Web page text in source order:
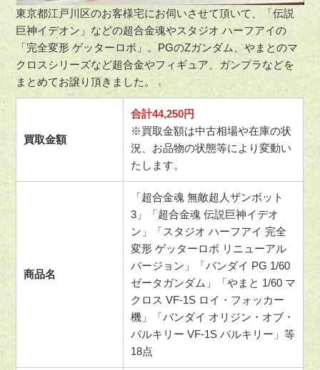
東京都江戸川区のお客様宅にお伺いさせて頂いて、「伝説
巨神イデオン」などの超合金魂やスタジオ ハーフアイの
「完全変形 ゲッターロボ」。PGのZガンダム、やまとのマ
クロスシリーズなど超合金やフィギュア、ガンプラなどを
まとめてお譲り頂きました。
買取金額
合計44,250円
※買取金額は中古相場や在庫の状
況、お品物の状態等により変動い
たします。
商品名
「超合金魂 無敵超人ザンボット
3」「超合金魂 伝説巨神イデオ
ン」「スタジオ ハーフアイ 完全
変形 ゲッターロボ リニューアル
バージョン」「バンダイ PG 1/60
ゼータガンダム」「やまと 1/60 マ
クロス VF-1S ロイ・フォッカー
機」「バンダイ オリジン・オブ・
バルキリー VF-1S バルキリー」等
18点